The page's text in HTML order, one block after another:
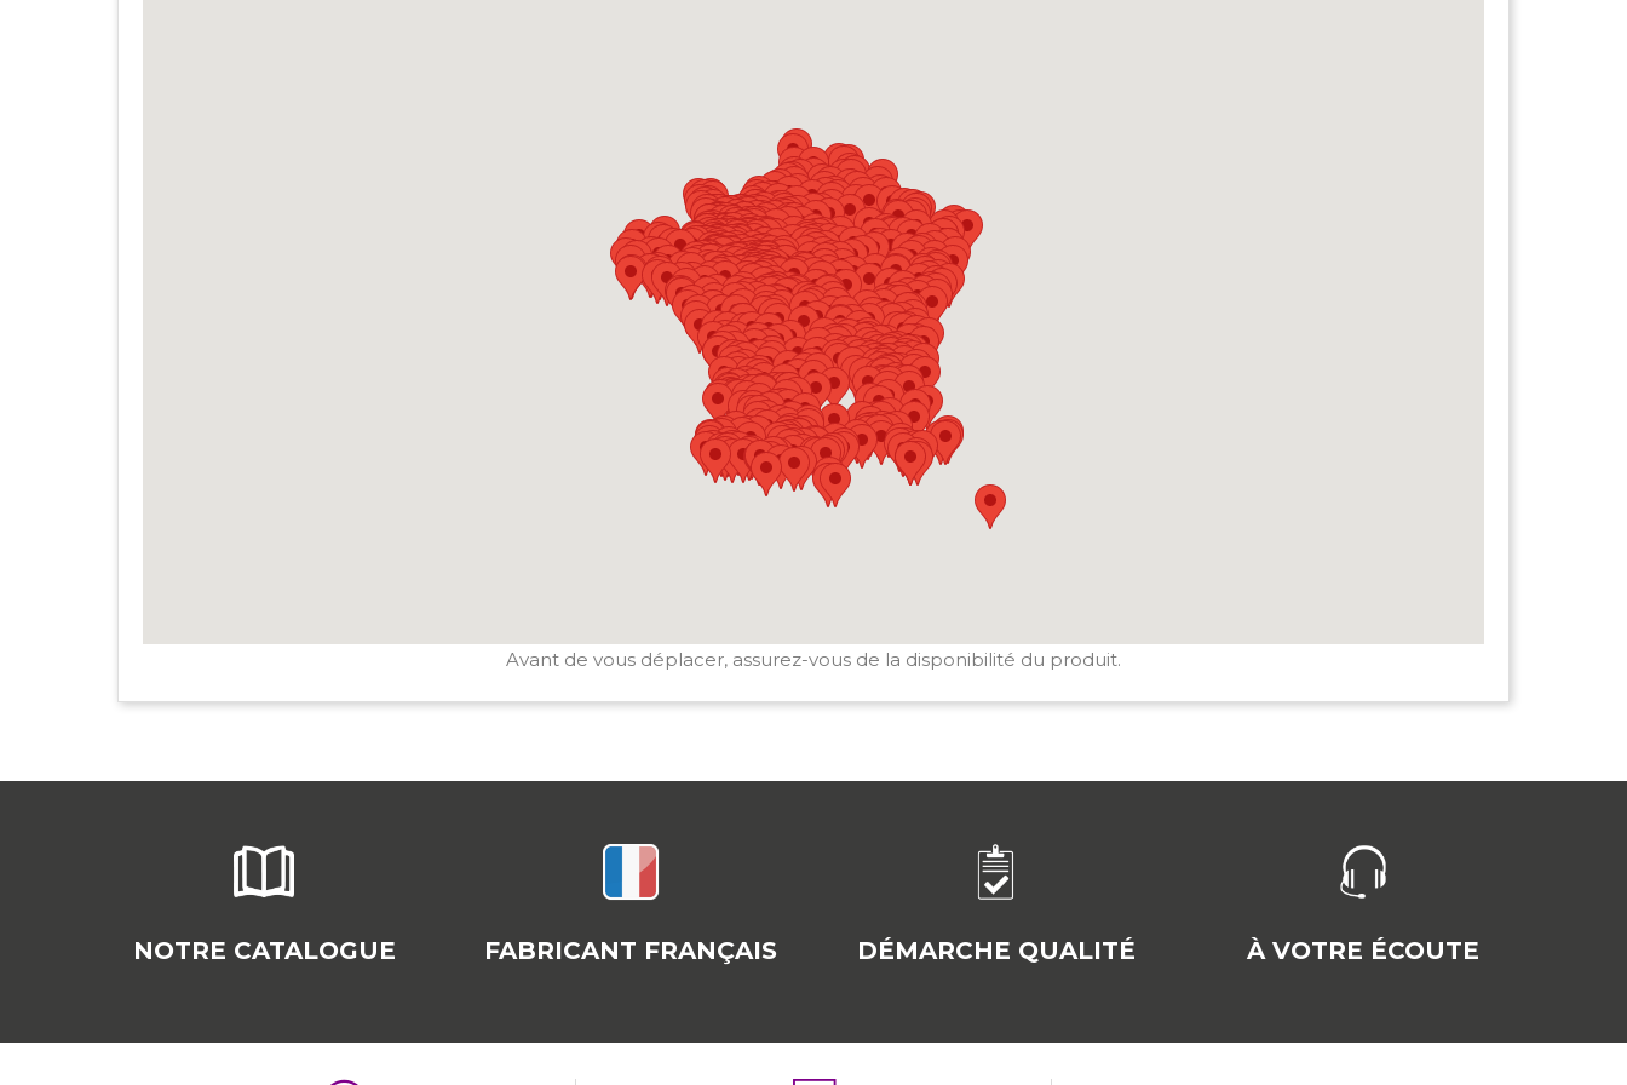
Avant de vous déplacer, assurez-vous de la disponibilité du produit.
NOTRE CATALOGUE FABRICANT FRANÇAIS DÉMARCHE QUALITÉ À VOTRE ÉCOUTE